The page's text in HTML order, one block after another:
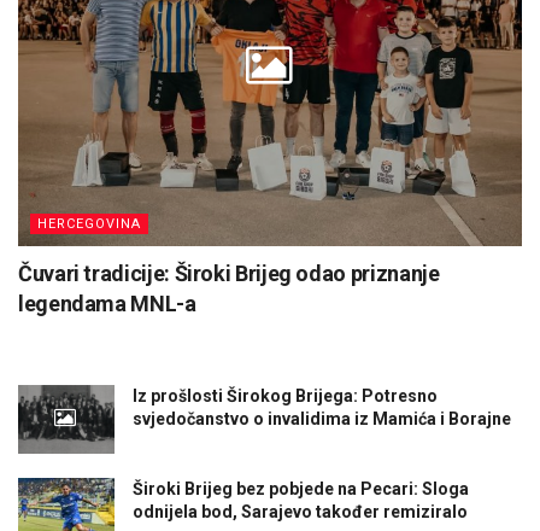
HERCEGOVINA
Čuvari tradicije: Široki Brijeg odao priznanje
legendama MNL-a
Iz prošlosti Širokog Brijega: Potresno
svjedočanstvo o invalidima iz Mamića i Borajne
Široki Brijeg bez pobjede na Pecari: Sloga
odnijela bod, Sarajevo također remiziralo